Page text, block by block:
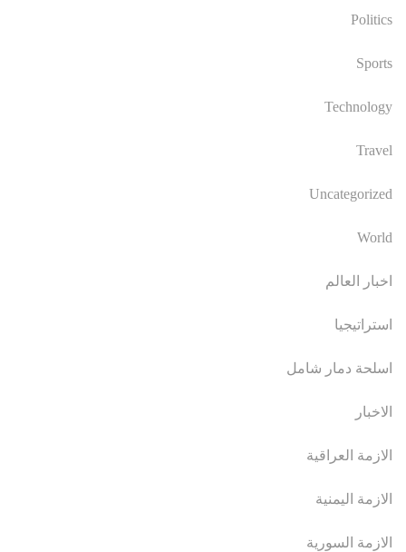
Politics
Sports
Technology
Travel
Uncategorized
World
اخبار العالم
استراتيجيا
اسلحة دمار شامل
الاخبار
الازمة العراقية
الازمة اليمنية
الازمة السورية